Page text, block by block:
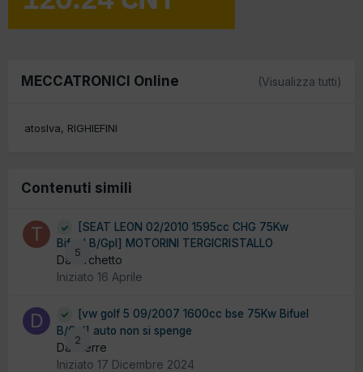
MECCATRONICI Online (Visualizza tutti)
atoslva RIGHIEFINI
Contenuti simili
5
[SEAT LEON 02/2010 1595cc CHG 75Kw
Bifuel B/Gpl] MOTORINI TERGICRISTALLO
Da turchetto
Iniziato 16 Aprile
2
[vw golf 5 09/2007 1600cc bse 75Kw Bifuel
B/Gpl] auto non si spenge
Da dierre
Iniziato 17 Dicembre 2024